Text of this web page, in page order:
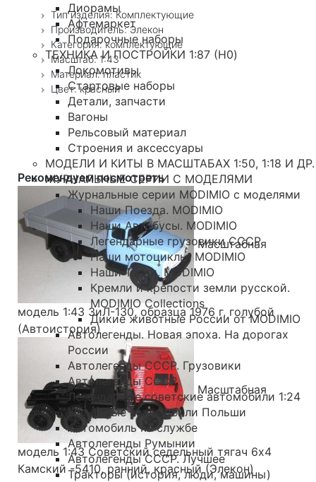
Диорамы
Афтемаркет
Подарочные наборы
ТЕХНИКА И ПОСТРОЙКИ 1:87 (H0)
Локомотивы
Стартовые наборы
Детали, запчасти
Вагоны
Рельсовый материал
Строения и аксессуары
МОДЕЛИ И КИТЫ В МАСШТАБАХ 1:50, 1:18 И ДР.
ЖУРНАЛЬНЫЕ СЕРИИ С МОДЕЛЯМИ
Журнальные серии MODIMIO с моделями
Наши Поезда. MODIMIO
Наши Автобусы. MODIMIO
Легендарные грузовики СССР
Наши мотоциклы. MODIMIO
Наши Танки. MODIMIO
Кремли и крепости земли русской.
MODIMIO Collections
Дикие животные России от MODIMIO
Автолегенды. Новая эпоха. На дорогах
России
Автолегенды СССР. Грузовики
Автолегенды СССР
Легендарные советские автомобили 1:24
Культовые автомобили Польши
Автомобиль на службе
Автолегенды Румынии
Автолегенды СССР. Лучшее
Тракторы (история, люди, машины)
Тип изделия: Комплектующие
Производитель: Элекон
Категория: комплектующие
Масштаб: 1:43
Материал: пластик
Цвет: красный
Рекомендуем посмотреть
Масштабная
модель 1:43 ЗиЛ-130, образца 1976 г, голубой
(Автоистория)
Масштабная
модель 1:43 Советский седельный тягач 6х4
Камский -5410, ранний, красный (Элекон)